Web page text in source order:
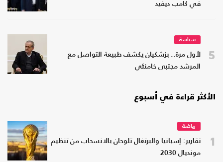
في كامب ديفيد
5
سياسة
لأول مرة.. بزشكيان يكشف طبيعة التواصل مع
المرشد مجتبى خامنئي
الأكثر قراءة في أسبوع
1
رياضة
تقارير: إسبانيا والبرتغال تلوحان بالانسحاب من تنظيم
مونديال 2030